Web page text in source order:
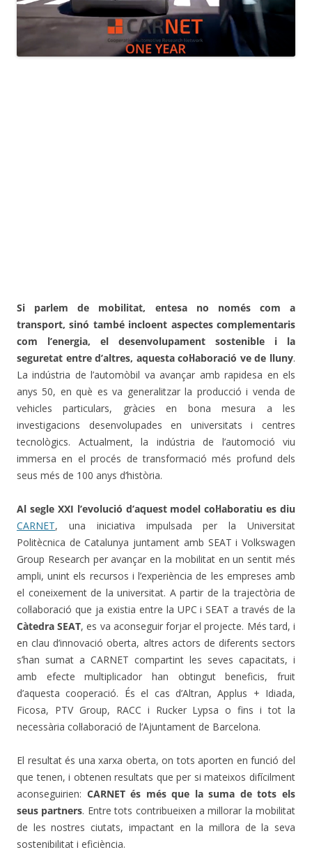
Si parlem de mobilitat, entesa no només com a
transport, sinó també incloent aspectes complementaris
com l’energia, el desenvolupament sostenible i la
seguretat entre d’altres, aquesta col·laboració ve de lluny.
La indústria de l’automòbil va avançar amb rapidesa en els
anys 50, en què es va generalitzar la producció i venda de
vehicles particulars, gràcies en bona mesura a les
investigacions desenvolupades en universitats i centres
tecnològics. Actualment, la indústria de l’automoció viu
immersa en el procés de transformació més profund dels
seus més de 100 anys d’història.
Al segle XXI l’evolució d’aquest model col·laboratiu es diu
CARNET, una iniciativa impulsada per la Universitat
Politècnica de Catalunya juntament amb SEAT i Volkswagen
Group Research per avançar en la mobilitat en un sentit més
ampli, unint els recursos i l’experiència de les empreses amb
el coneixement de la universitat. A partir de la trajectòria de
col·laboració que ja existia entre la UPC i SEAT a través de la
Càtedra SEAT, es va aconseguir forjar el projecte. Més tard, i
en clau d’innovació oberta, altres actors de diferents sectors
s’han sumat a CARNET compartint les seves capacitats, i
amb efecte multiplicador han obtingut beneficis, fruit
d’aquesta cooperació. És el cas d’Altran, Applus + Idiada,
Ficosa, PTV Group, RACC i Rucker Lypsa o fins i tot la
necessària col·laboració de l’Ajuntament de Barcelona.
El resultat és una xarxa oberta, on tots aporten en funció del
que tenen, i obtenen resultats que per si mateixos difícilment
aconseguirien: CARNET és més que la suma de tots els
seus partners. Entre tots contribueixen a millorar la mobilitat
de les nostres ciutats, impactant en la millora de la seva
sostenibilitat i eficiència.